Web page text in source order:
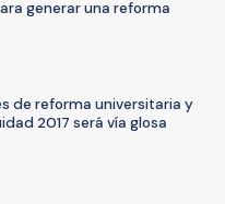
generar una reforma
de reforma universitaria y
2017 será vía glosa